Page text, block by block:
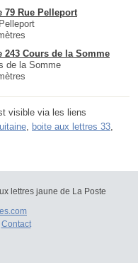
79 Rue Pelleport
243 Cours de la Somme
de la Somme
visible via les liens
boite aux lettres 33
lettres jaune de La Poste
Contact